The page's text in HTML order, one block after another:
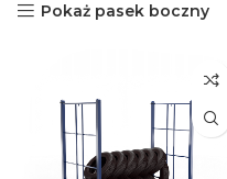
Pokaż pasek boczny